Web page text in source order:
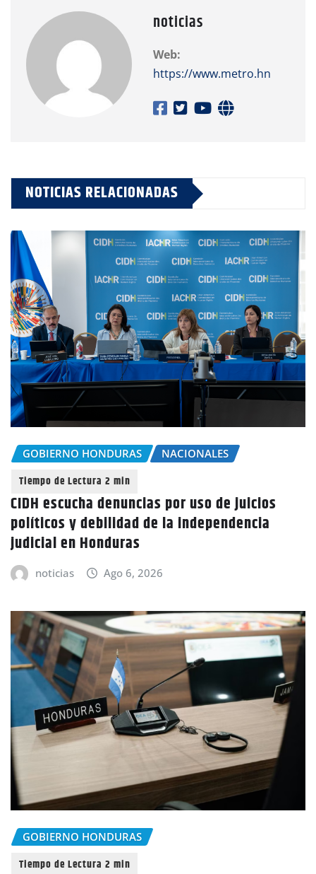
noticias
Web:
https://www.metro.hn
NOTICIAS RELACIONADAS
GOBIERNO HONDURAS NACIONALES
CIDH escucha denuncias por uso de juicios
políticos y debilidad de la independencia
judicial en Honduras
noticias Ago 6, 2026
GOBIERNO HONDURAS